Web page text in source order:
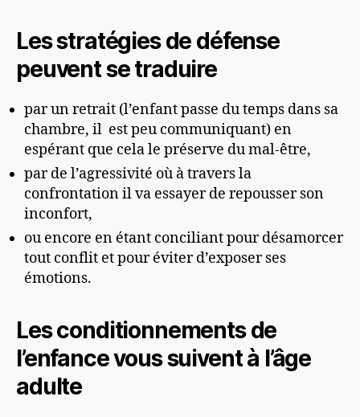
Les stratégies de défense
peuvent se traduire
par un retrait (l’enfant passe du temps dans sa
chambre, il est peu communiquant) en
espérant que cela le préserve du mal-être,
par de l’agressivité où à travers la
confrontation il va essayer de repousser son
inconfort,
ou encore en étant conciliant pour désamorcer
tout conflit et pour éviter d’exposer ses
émotions.
Les conditionnements de
l’enfance vous suivent à l’âge
adulte